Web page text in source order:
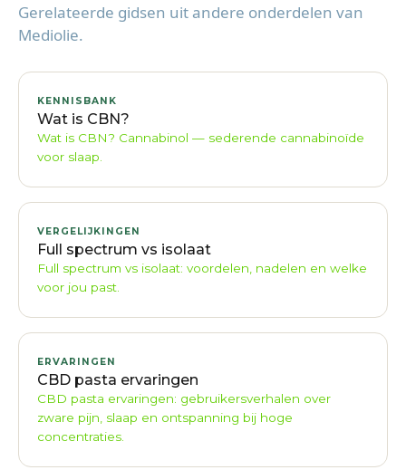
Gerelateerde gidsen uit andere onderdelen van
Mediolie.
KENNISBANK
Wat is CBN?
Wat is CBN? Cannabinol — sederende cannabinoïde
voor slaap.
VERGELIJKINGEN
Full spectrum vs isolaat
Full spectrum vs isolaat: voordelen, nadelen en welke
voor jou past.
ERVARINGEN
CBD pasta ervaringen
CBD pasta ervaringen: gebruikersverhalen over
zware pijn, slaap en ontspanning bij hoge
concentraties.